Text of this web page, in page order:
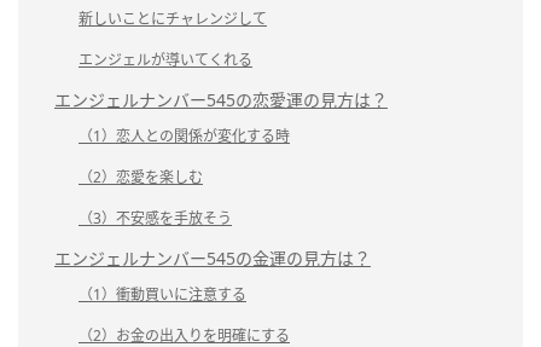
新しいことにチャレンジして
エンジェルが導いてくれる
エンジェルナンバー545の恋愛運の見方は？
（1）恋人との関係が変化する時
（2）恋愛を楽しむ
（3）不安感を手放そう
エンジェルナンバー545の金運の見方は？
（1）衝動買いに注意する
（2）お金の出入りを明確にする